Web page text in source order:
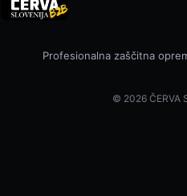
Profesionalna zaščitna
© 2026 ČERVA